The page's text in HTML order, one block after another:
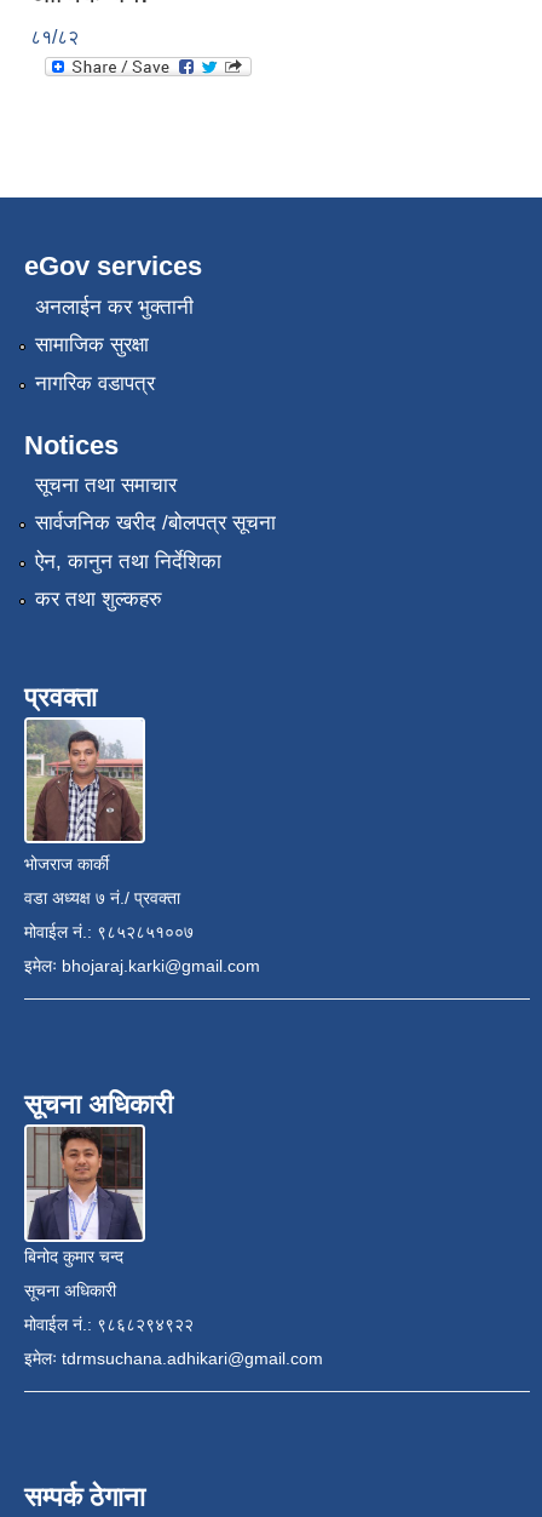
८१/८२
eGov services
अनलाईन कर भुक्तानी
सामाजिक सुरक्षा
नागरिक वडापत्र
Notices
सूचना तथा समाचार
सार्वजनिक खरीद /बोलपत्र सूचना
ऐन, कानुन तथा निर्देशिका
कर तथा शुल्कहरु
प्रवक्ता
भोजराज कार्की
वडा अध्यक्ष ७ नं./ प्रवक्ता
मोवाईल नं.: ९८५२८५१००७
इमेलः bhojaraj.karki@gmail.com
सूचना अधिकारी
बिनोद कुमार चन्द
सूचना अधिकारी
मोवाईल नं.: ९८६८२९४९२२
इमेलः tdrmsuchana.adhikari@gmail.com
सम्पर्क ठेगाना